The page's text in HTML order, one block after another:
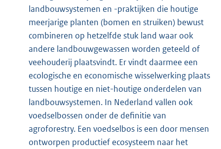
landbouwsystemen en -praktijken die houtige
meerjarige planten (bomen en struiken) bewust
combineren op hetzelfde stuk land waar ook
andere landbouwgewassen worden geteeld of
veehouderij plaatsvindt. Er vindt daarmee een
ecologische en economische wisselwerking plaats
tussen houtige en niet-houtige onderdelen van
landbouwsystemen. In Nederland vallen ook
voedselbossen onder de definitie van
agroforestry. Een voedselbos is een door mensen
ontworpen productief ecosysteem naar het